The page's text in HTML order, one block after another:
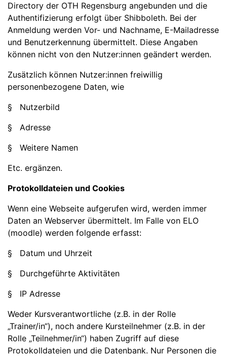
Directory der OTH Regensburg angebunden und die
Authentifizierung erfolgt über Shibboleth. Bei der
Anmeldung werden Vor- und Nachname, E-Mailadresse
und Benutzerkennung übermittelt. Diese Angaben
können nicht von den Nutzer:innen geändert werden.
Zusätzlich können Nutzer:innen freiwillig
personenbezogene Daten, wie
§ Nutzerbild
§ Adresse
§ Weitere Namen
Etc. ergänzen.
Protokolldateien und Cookies
Wenn eine Webseite aufgerufen wird, werden immer
Daten an Webserver übermittelt. Im Falle von ELO
(moodle) werden folgende erfasst:
§ Datum und Uhrzeit
§ Durchgeführte Aktivitäten
§ IP Adresse
Weder Kursverantwortliche (z.B. in der Rolle
„Trainer/in“), noch andere Kursteilnehmer (z.B. in der
Rolle „Teilnehmer/in“) haben Zugriff auf diese
Protokolldateien und die Datenbank. Nur Personen die